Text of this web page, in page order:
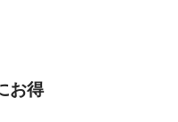
お得